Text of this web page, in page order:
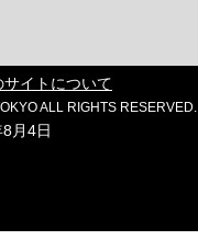
サイトについて
ALL RIGHTS RESERVED.
月4日